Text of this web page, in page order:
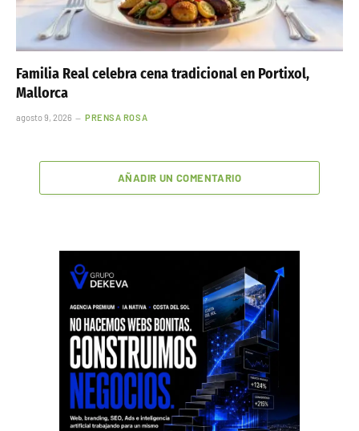
Familia Real celebra cena tradicional en Portixol,
Mallorca
agosto 9, 2026 PRENSA ROSA
AÑADIR UN COMENTARIO